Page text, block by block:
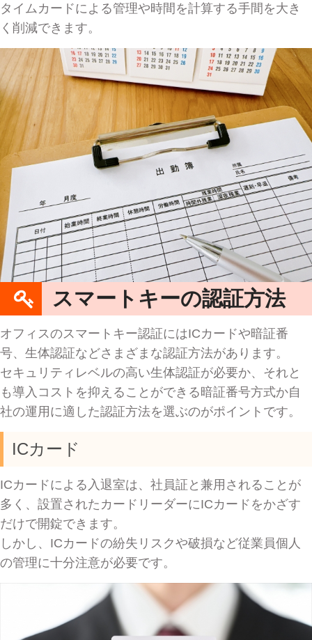
タイムカードによる管理や時間を計算する手間を大き
く削減できます。
スマートキーの認証方法
オフィスのスマートキー認証にはICカードや暗証番
号、生体認証などさまざまな認証方法があります。
セキュリティレベルの高い生体認証が必要か、それと
も導入コストを抑えることができる暗証番号方式か自
社の運用に適した認証方法を選ぶのがポイントです。
ICカード
ICカードによる入退室は、社員証と兼用されることが
多く、設置されたカードリーダーにICカードをかざす
だけで開錠できます。
しかし、ICカードの紛失リスクや破損など従業員個人
の管理に十分注意が必要です。